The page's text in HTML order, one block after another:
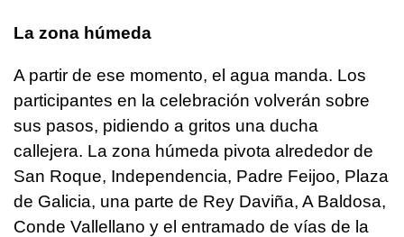
La zona húmeda
A partir de ese momento, el agua manda. Los
participantes en la celebración volverán sobre
sus pasos, pidiendo a gritos una ducha
callejera. La zona húmeda pivota alrededor de
San Roque, Independencia, Padre Feijoo, Plaza
de Galicia, una parte de Rey Daviña, A Baldosa,
Conde Vallellano y el entramado de vías de la